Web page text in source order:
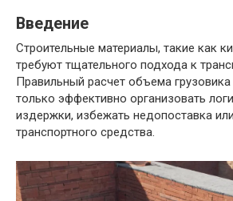
Введение
Строительные материалы, такие как
требуют тщательного подхода к
Правильный расчет объема грузовика
только эффективно организовать
издержки, избежать недопоставка
транспортного средства.